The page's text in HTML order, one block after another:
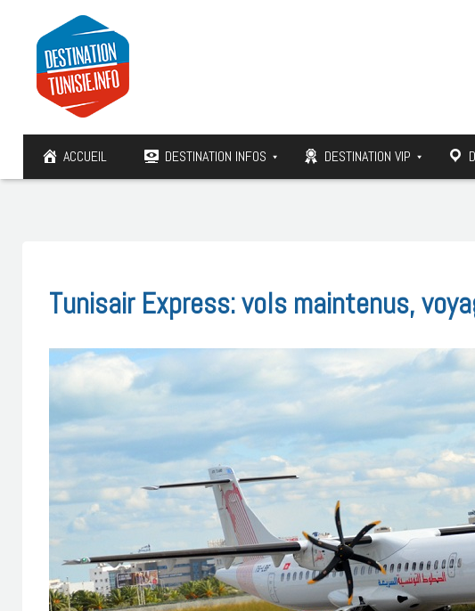
ACCUEIL DESTINATION INFOS DESTINATION VIP
Tunisair Express: vols maintenus,